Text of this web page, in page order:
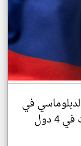
في
إفريقيا بافتتاح ممثليات في 4 دول